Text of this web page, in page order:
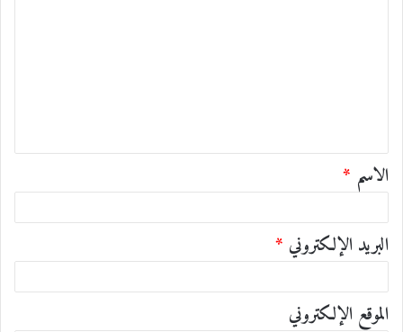
ق
*
الاسم *
البريد الإلكتروني *
الموقع الإلكتروني